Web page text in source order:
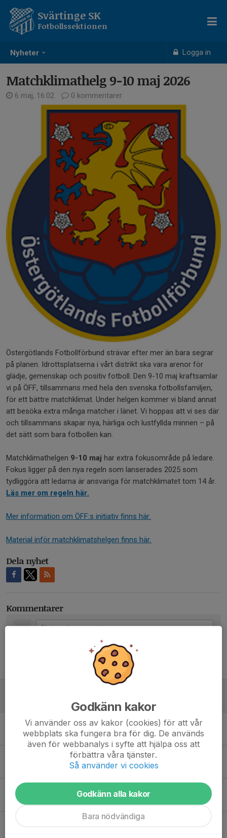
Nyheter Logga in
Svärtinge SK
Fotbollssektionen
Matchklimathelg 9-10 maj 2026
6 maj, 16:02 0 kommentarer
Östergötlands Fotbollförbund strävar efter mer än bara segrar
på planen. Idrottsplatserna i vårt distrikt ska vara arenor för
glädje, gemenskap och positiv fotboll. Den 9-10 maj kraftsamlar
vi på ÖFF, tillsammans med hela den svenska fotbollsfamiljen,
för ett bättre matchklimat. Under helgen kommer vi bland annat
att besöka extra många matcher i länet. Vi hoppas att vi ses där
och tillsammans skapar nya, härliga och lustfyllda minnen – på
det sätt som bara fotbollen kan.
Matchklimathelgen 9-10 maj har extra fokusområde på ledare.
Fokus ligger på den nya regeln som lanserades 2025 som
tydliggöra att ledarna är ansvariga för matchklimatet tom 14 år.
Läs mer om regeln här.
Mer information om ÖFF:s initiativ finns här.
Material inför matchklimatshelgen finns här.
Dela nyhet
Kommentarer
6 maj, 16:02 0
Planstatus Billbäcks Arena
23 feb, 13:00 0
Vinterträning på Billbäcks Arena
8 jan, 16:00 0
Matchklimathelg 10-11 maj 2025
Godkänn kakor
Vi använder oss av kakor (cookies) för att vår
webbplats ska fungera bra för dig. De används
även för webbanalys i syfte att hjälpa oss att
förbättra våra tjänster.
Så använder vi cookies
Godkänn alla kakor
Bara nödvändiga